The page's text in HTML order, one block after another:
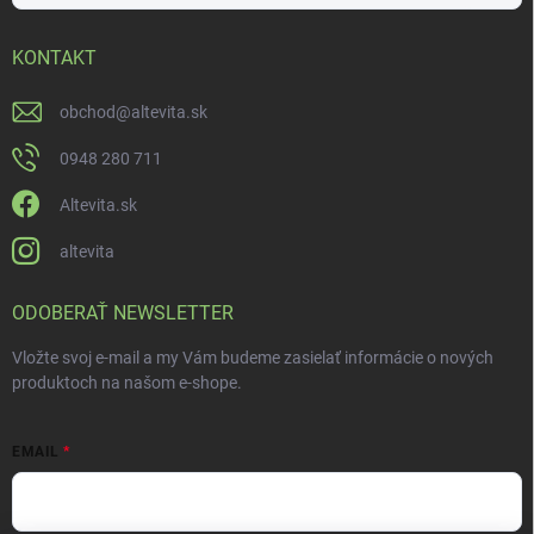
KONTAKT
obchod@altevita.sk
0948 280 711
Altevita.sk
altevita
ODOBERAŤ NEWSLETTER
Vložte svoj e-mail a my Vám budeme zasielať informácie o nových
produktoch na našom e-shope.
EMAIL